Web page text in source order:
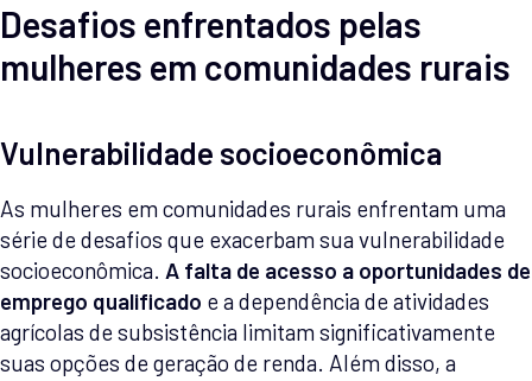
Desafios enfrentados pelas
mulheres em comunidades rurais
Vulnerabilidade socioeconômica
As mulheres em comunidades rurais enfrentam uma
série de desafios que exacerbam sua vulnerabilidade
socioeconômica. A falta de acesso a oportunidades de
emprego qualificado e a dependência de atividades
agrícolas de subsistência limitam significativamente
suas opções de geração de renda. Além disso, a